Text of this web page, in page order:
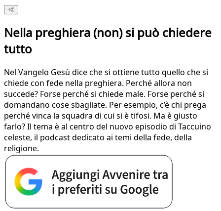
Nella preghiera (non) si può chiedere
tutto
Nel Vangelo Gesù dice che si ottiene tutto quello che si
chiede con fede nella preghiera. Perché allora non
succede? Forse perché si chiede male. Forse perché si
domandano cose sbagliate. Per esempio, c’è chi prega
perché vinca la squadra di cui si è tifosi. Ma è giusto
farlo? Il tema è al centro del nuovo episodio di Taccuino
celeste, il podcast dedicato ai temi della fede, della
religione.